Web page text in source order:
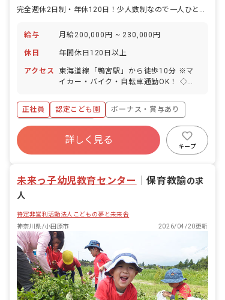
給与 月給200,000円 ~ 230,000円
休日 年間休日120日以上
アクセス
東海道線「鴨宮駅」から徒歩10分 ※マ
イカー・バイク・自転車通勤OK！ ◇住
10分以内！園の目の前には図書館もあり
ます。
正社員 認定こども園
ボーナス・賞与あり
年間休日120日以上
寮・住宅・家賃補助あり
社会保険完備
車通勤可
詳しく見る
キープ
未来っ子幼児教育センター ｜保育教諭の求
人
特定非営利活動法人こどもの夢と未来舎
神奈川県/小田原市
2026/04/20更新